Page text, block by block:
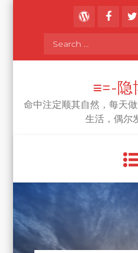
Search
≡=-隐
命中注定顺其自然，每天
生活，偶尔